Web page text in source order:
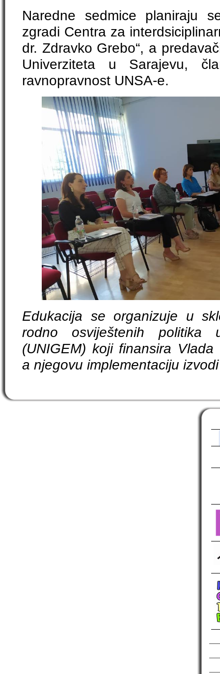
Naredne sedmice planiraju
zgradi Centra za
dr. Zdravko Grebo“, a
Univerziteta u Sarajevu,
ravnopravnost UNSA-e.
Edukacija se organizuje u
rodno osviještenih politika
(UNIGEM) koji finansira
a njegovu implementaciju